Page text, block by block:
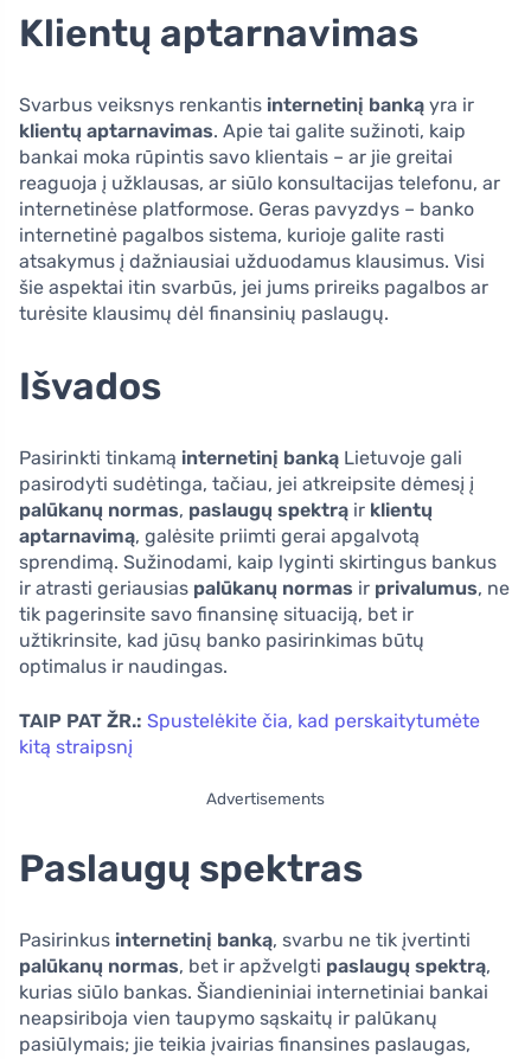
Klientų aptarnavimas
Svarbus veiksnys renkantis internetinį banką yra ir
klientų aptarnavimas. Apie tai galite sužinoti, kaip
bankai moka rūpintis savo klientais – ar jie greitai
reaguoja į užklausas, ar siūlo konsultacijas telefonu, ar
internetinėse platformose. Geras pavyzdys – banko
internetinė pagalbos sistema, kurioje galite rasti
atsakymus į dažniausiai užduodamus klausimus. Visi
šie aspektai itin svarbūs, jei jums prireiks pagalbos ar
turėsite klausimų dėl finansinių paslaugų.
Išvados
Pasirinkti tinkamą internetinį banką Lietuvoje gali
pasirodyti sudėtinga, tačiau, jei atkreipsite dėmesį į
palūkanų normas, paslaugų spektrą ir klientų
aptarnavimą, galėsite priimti gerai apgalvotą
sprendimą. Sužinodami, kaip lyginti skirtingus bankus
ir atrasti geriausias palūkanų normas ir privalumus, ne
tik pagerinsite savo finansinę situaciją, bet ir
užtikrinsite, kad jūsų banko pasirinkimas būtų
optimalus ir naudingas.
TAIP PAT ŽR.: Spustelėkite čia, kad perskaitytumėte
kitą straipsnį
Advertisements
Paslaugų spektras
Pasirinkus internetinį banką, svarbu ne tik įvertinti
palūkanų normas, bet ir apžvelgti paslaugų spektrą,
kurias siūlo bankas. Šiandieniniai internetiniai bankai
neapsiriboja vien taupymo sąskaitų ir palūkanų
pasiūlymais; jie teikia įvairias finansines paslaugas,